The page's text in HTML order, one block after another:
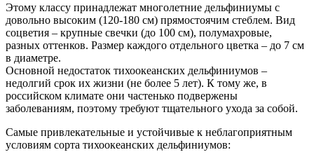
Этому классу принадлежат многолетние дельфиниумы с
довольно высоким (120-180 см) прямостоячим стеблем. Вид
соцветия – крупные свечки (до 100 см), полумахровые,
разных оттенков. Размер каждого отдельного цветка – до 7 см
в диаметре.
Основной недостаток тихоокеанских дельфиниумов –
недолгий срок их жизни (не более 5 лет). К тому же, в
российском климате они частенько подвержены
заболеваниям, поэтому требуют тщательного ухода за собой.
Самые привлекательные и устойчивые к неблагоприятным
условиям сорта тихоокеанских дельфиниумов: